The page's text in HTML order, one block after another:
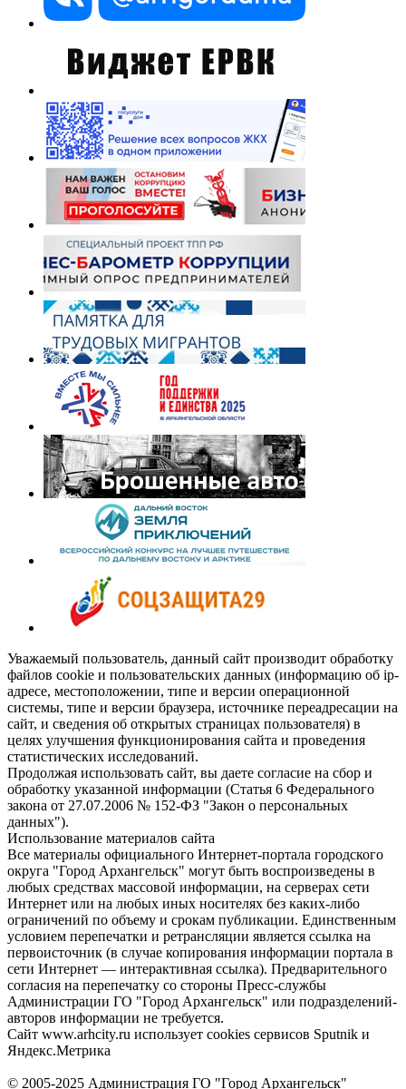
Уважаемый пользователь, данный сайт производит обработку
файлов cookie и пользовательских данных (информацию об ip-
адресе, местоположении, типе и версии операционной
системы, типе и версии браузера, источнике переадресации на
сайт, и сведения об открытых страницах пользователя) в
целях улучшения функционирования сайта и проведения
статистических исследований.
Продолжая использовать сайт, вы даете согласие на сбор и
обработку указанной информации (Статья 6 Федерального
закона от 27.07.2006 № 152-ФЗ "Закон о персональных
данных").
Использование материалов сайта
Все материалы официального Интернет-портала городского
округа "Город Архангельск" могут быть воспроизведены в
любых средствах массовой информации, на серверах сети
Интернет или на любых иных носителях без каких-либо
ограничений по объему и срокам публикации. Единственным
условием перепечатки и ретрансляции является ссылка на
первоисточник (в случае копирования информации портала в
сети Интернет — интерактивная ссылка). Предварительного
согласия на перепечатку со стороны Пресс-службы
Администрации ГО "Город Архангельск" или подразделений-
авторов информации не требуется.
Сайт www.arhcity.ru использует cookies сервисов Sputnik и
Яндекс.Метрика
© 2005-2025 Администрация ГО "Город Архангельск"